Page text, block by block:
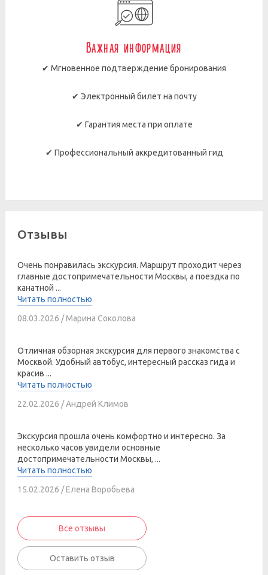
Важная информация
✔ Мгновенное подтверждение бронирования
✔ Электронный билет на почту
✔ Гарантия места при оплате
✔ Профессиональный аккредитованный гид
Отзывы
Очень понравилась экскурсия. Маршрут проходит через
главные достопримечательности Москвы, а поездка по
канатной ...
Читать полностью
08.03.2026 / Марина Соколова
Отличная обзорная экскурсия для первого знакомства с
Москвой. Удобный автобус, интересный рассказ гида и
красив ...
Читать полностью
22.02.2026 / Андрей Климов
Экскурсия прошла очень комфортно и интересно. За
несколько часов увидели основные
достопримечательности Москвы, ...
Читать полностью
15.02.2026 / Елена Воробьева
Все отзывы
Оставить отзыв